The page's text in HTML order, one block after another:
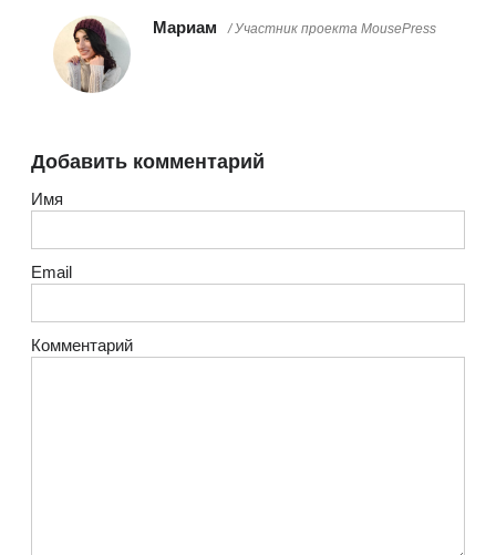
Мариам / Участник проекта MousePress
Добавить комментарий
Имя
Email
Комментарий